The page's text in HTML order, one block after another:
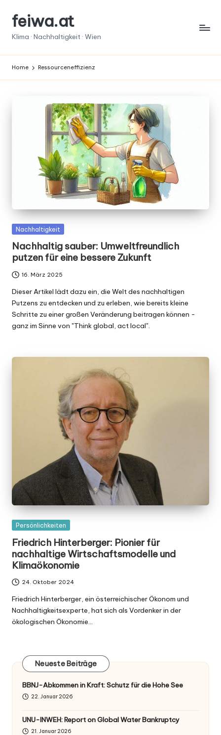
Skipfeiwa.at
Klima · Nachhaltigkeit · Wien
Home Ressourceneffizienz
Posted
Nachhaltigkeit
Nachhaltig sauber: Umweltfreundlich
putzen für eine bessere Zukunft
16. März 2025
Dieser Artikel lädt dazu ein, die Welt des nachhaltigen
Putzens zu entdecken und zu erleben, wie bereits kleine
Schritte zu einer großen Veränderung beitragen können -
ganz im Sinne von "Think global, act local".
Posted
Persönlichkeiten
Friedrich Hinterberger: Pionier für
nachhaltige Wirtschaftsmodelle und
Klimaökonomie
24. Oktober 2024
Friedrich Hinterberger, ein österreichischer Ökonom und
Nachhaltigkeitsexperte, hat sich als Vordenker in der
ökologischen Ökonomie…
Neueste Beiträge
BBNJ-Abkommen in Kraft: Schutz für die Hohe See
22. Januar 2026
UNU-INWEH: Report on Global Water Bankruptcy
21. Januar 2026